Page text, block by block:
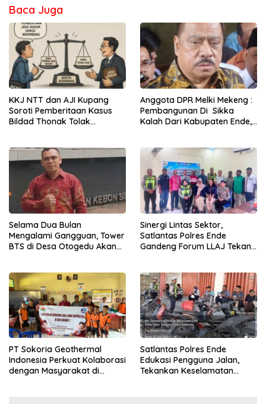
Baca Juga
KKJ NTT dan AJI Kupang
Soroti Pemberitaan Kasus
Bildad Thonak Tolak
Anggota DPR Melki Mekeng :
Pembangunan Di Sikka
Kalah Dari Kabupaten Ende,
Selama Dua Bulan
Mengalami Gangguan, Tower
BTS di Desa Otogedu Akan
Sinergi Lintas Sektor,
Satlantas Polres Ende
Gandeng Forum LLAJ Tekan
PT Sokoria Geothermal
Indonesia Perkuat Kolaborasi
dengan Masyarakat di
Satlantas Polres Ende
Edukasi Pengguna Jalan,
Tekankan Keselamatan